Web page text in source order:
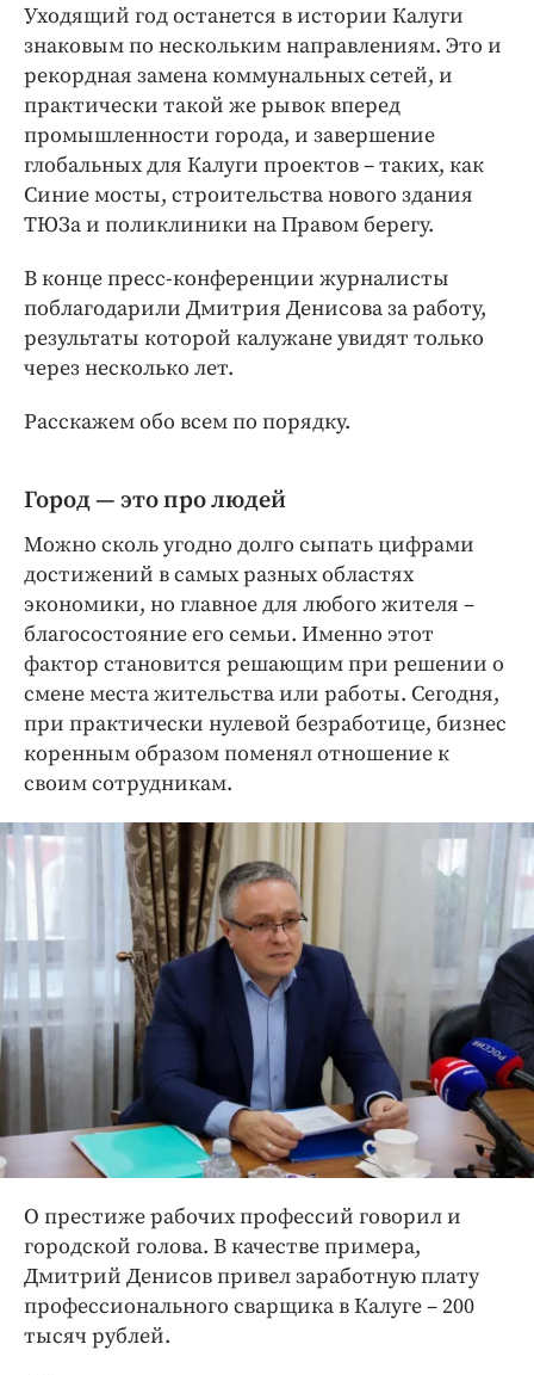
Интересное чтиво
Клиника года
Бренд года
Работодатель года
Уходящий год останется в истории Калуги
знаковым по нескольким направлениям. Это и
рекордная замена коммунальных сетей, и
практически такой же рывок вперед
промышленности города, и завершение
глобальных для Калуги проектов – таких, как
Синие мосты, строительства нового здания
ТЮЗа и поликлиники на Правом берегу.
В конце пресс-конференции журналисты
поблагодарили Дмитрия Денисова за работу,
результаты которой калужане увидят только
через несколько лет.
Расскажем обо всем по порядку.
Город — это про людей
Можно сколь угодно долго сыпать цифрами
достижений в самых разных областях
экономики, но главное для любого жителя –
благосостояние его семьи. Именно этот
фактор становится решающим при решении о
смене места жительства или работы. Сегодня,
при практически нулевой безработице, бизнес
коренным образом поменял отношение к
своим сотрудникам.
О престиже рабочих профессий говорил и
городской голова. В качестве примера,
Дмитрий Денисов привел заработную плату
профессионального сварщика в Калуге – 200
тысяч рублей.